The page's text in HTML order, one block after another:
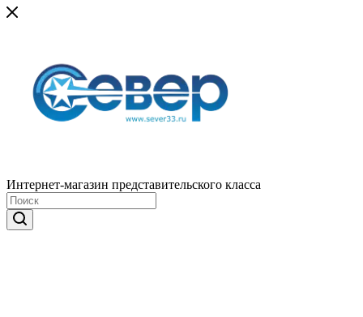
Интернет-магазин представительского класса